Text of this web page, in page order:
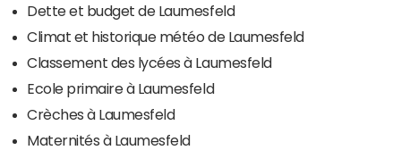
Dette et budget de Laumesfeld
Climat et historique météo de Laumesfeld
Classement des lycées à Laumesfeld
Ecole primaire à Laumesfeld
Crèches à Laumesfeld
Maternités à Laumesfeld